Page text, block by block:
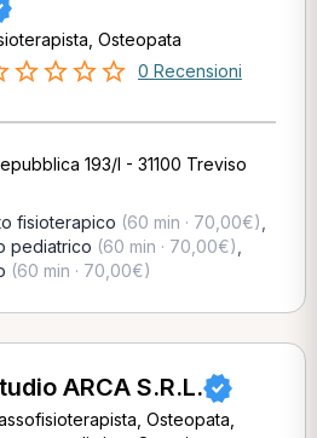
Osteopata
0 Recensioni
193/I - 31100 Treviso
fisioterapico (60 min · 70,00€)
pediatrico (60 min · 70,00€)
(60 min · 70,00€)
ARCA S.R.L.
Osteopata,